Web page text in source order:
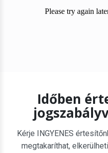
Időben
Kérje INGYENES
megtakaríthat,